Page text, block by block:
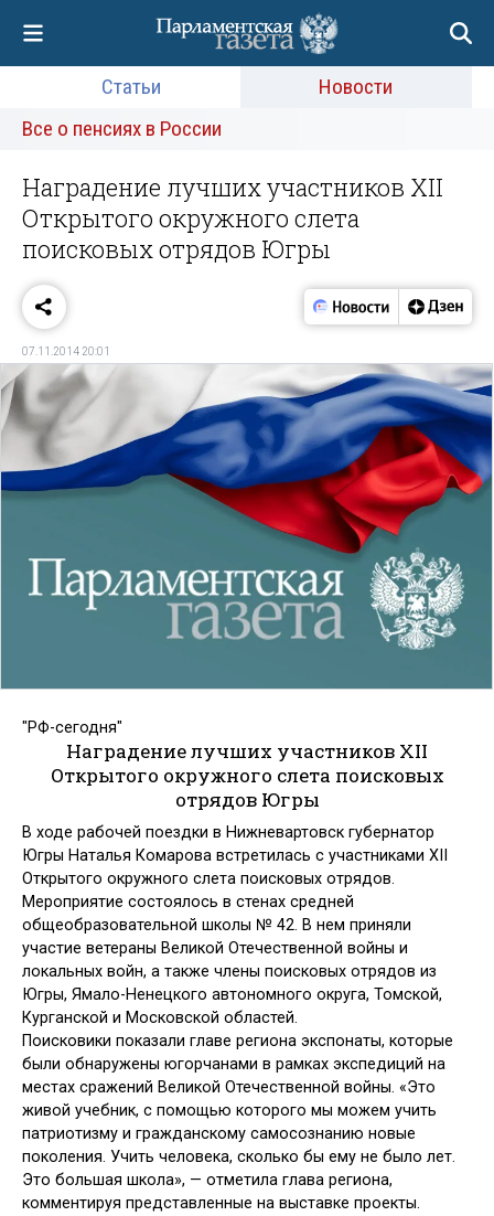
Статьи
Новости
Все о пенсиях в России
Наградение лучших участников XII
Открытого окружного слета
поисковых отрядов Югры
07.11.2014 20:01
"РФ-сегодня"
Наградение лучших участников XII
Открытого окружного слета поисковых
отрядов Югры
В ходе рабочей поездки в Нижневартовск губернатор
Югры Наталья Комарова встретилась с участниками XII
Открытого окружного слета поисковых отрядов.
Мероприятие состоялось в стенах средней
общеобразовательной школы № 42. В нем приняли
участие ветераны Великой Отечественной войны и
локальных войн, а также члены поисковых отрядов из
Югры, Ямало-Ненецкого автономного округа, Томской,
Курганской и Московской областей.
Поисковики показали главе региона экспонаты, которые
были обнаружены югорчанами в рамках экспедиций на
местах сражений Великой Отечественной войны. «Это
живой учебник, с помощью которого мы можем учить
патриотизму и гражданскому самосознанию новые
поколения. Учить человека, сколько бы ему не было лет.
Это большая школа», — отметила глава региона,
комментируя представленные на выставке проекты.